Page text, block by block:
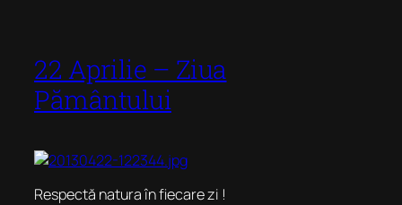
22 Aprilie – Ziua
Pământului
Respectă natura în fiecare zi !